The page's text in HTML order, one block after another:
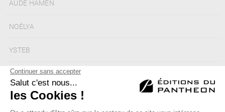
AUDE HAMEN
NOÉLYA
YSTEB
MERIEME HAWA
MONIQUE ICKX